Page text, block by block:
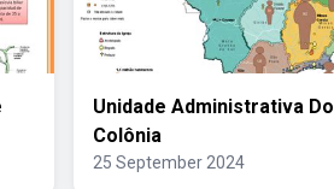
Unidade Administrativa
Colônia
25 September 2024